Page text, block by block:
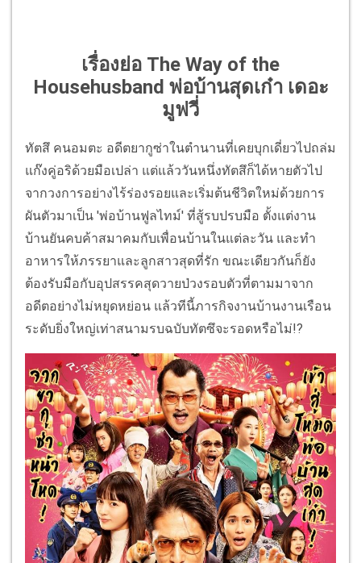
เรื่องย่อ The Way of the
Househusband พ่อบ้านสุดเก๋า เดอะ
มูฟวี่
ทัตสึ คนอมตะ อดีตยากูซ่าในตำนานที่เคยบุกเดี่ยวไปถล่ม
แก๊งคู่อริด้วยมือเปล่า แต่แล้ววันหนึ่งทัตสึก็ได้หายตัวไป
จากวงการอย่างไร้ร่องรอยและเริ่มต้นชีวิตใหม่ด้วยการ
ผันตัวมาเป็น 'พ่อบ้านฟูลไทม์' ที่สู้รบปรบมือ ตั้งแต่งาน
บ้านยันคบค้าสมาคมกับเพื่อนบ้านในแต่ละวัน และทำ
อาหารให้ภรรยาและลูกสาวสุดที่รัก ขณะเดียวกันก็ยัง
ต้องรับมือกับอุปสรรคสุดวายป่วงรอบตัวที่ตามมาจาก
อดีตอย่างไม่หยุดหย่อน แล้วทีนี้ภารกิจงานบ้านงานเรือน
ระดับยิ่งใหญ่เท่าสนามรบฉบับทัตซึจะรอดหรือไม่!?